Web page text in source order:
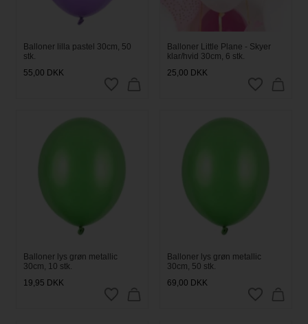
Balloner lilla pastel 30cm, 50
stk.
55,00 DKK
Balloner Little Plane - Skyer
klar/hvid 30cm, 6 stk.
25,00 DKK
Balloner lys grøn metallic
30cm, 10 stk.
19,95 DKK
Balloner lys grøn metallic
30cm, 50 stk.
69,00 DKK